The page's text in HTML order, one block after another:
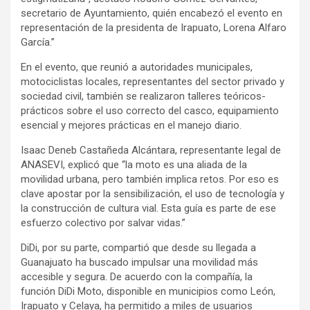
secretario de Ayuntamiento, quién encabezó el evento en
representación de la presidenta de Irapuato, Lorena Alfaro
García.”
En el evento, que reunió a autoridades municipales,
motociclistas locales, representantes del sector privado y
sociedad civil, también se realizaron talleres teóricos-
prácticos sobre el uso correcto del casco, equipamiento
esencial y mejores prácticas en el manejo diario.
Isaac Deneb Castañeda Alcántara, representante legal de
ANASEVI, explicó que “la moto es una aliada de la
movilidad urbana, pero también implica retos. Por eso es
clave apostar por la sensibilización, el uso de tecnología y
la construcción de cultura vial. Esta guía es parte de ese
esfuerzo colectivo por salvar vidas.”
DiDi, por su parte, compartió que desde su llegada a
Guanajuato ha buscado impulsar una movilidad más
accesible y segura. De acuerdo con la compañía, la
función DiDi Moto, disponible en municipios como León,
Irapuato y Celaya, ha permitido a miles de usuarios